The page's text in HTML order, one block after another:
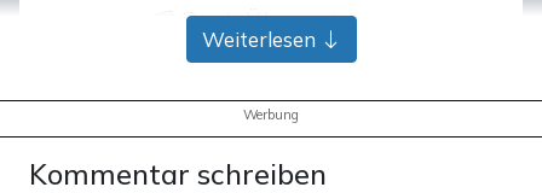
Bank-Überweisung
Weiterlesen
Werbung
Kommentar schreiben